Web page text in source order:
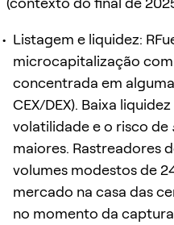
Listagem e liquidez:
microcapitalização
concentrada em
CEX/DEX). Baixa
volatilidade e o risco de
maiores. Rastreadores
volumes modestos de
mercado na casa das
no momento da